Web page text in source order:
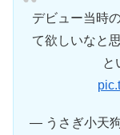
デビュー当時
て欲しいなと
と
— うさぎ小天